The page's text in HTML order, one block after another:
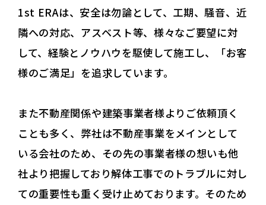
1st ERAは、安全は勿論として、工期、騒音、近
隣への対応、アスベスト等、様々なご要望に対
して、経験とノウハウを駆使して施工し、「お客
様のご満足」を追求しています。
また不動産関係や建築事業者様よりご依頼頂く
ことも多く、弊社は不動産事業をメインとして
いる会社のため、その先の事業者様の想いも他
社より把握しており解体工事でのトラブルに対し
ての重要性も重く受け止めております。そのため